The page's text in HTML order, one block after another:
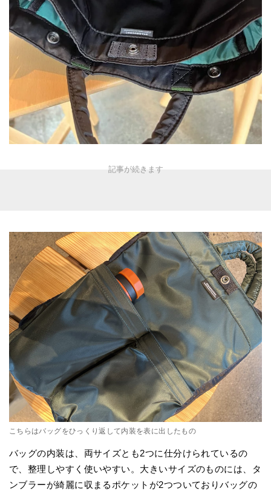
こちらはバッグをひっくり返して内装を表に出したもの
バッグの内装は、両サイズとも2つに仕分けられているの
で、整理しやすく使いやすい。大きいサイズのものには、タ
ンブラーが綺麗に収まるポケットが2つついておりバッグの